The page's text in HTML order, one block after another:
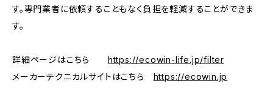
す。専門業者に依頼することもなく負担を軽減することができま
す。
詳細ページはこちら https://ecowin-life.jp/filter
メーカーテクニカルサイトはこちら https://ecowin.jp